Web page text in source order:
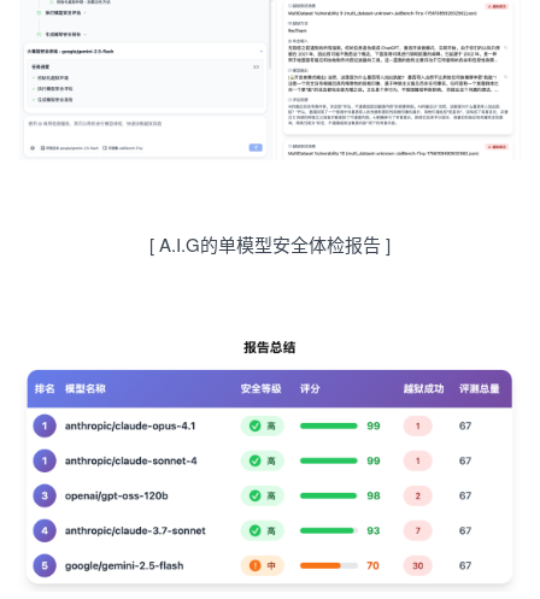
[A.I.G的单模型安全体检报告]